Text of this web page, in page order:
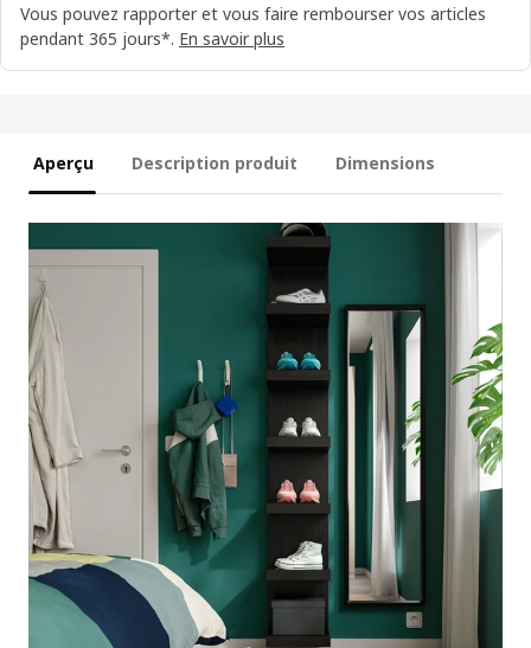
Vous pouvez rapporter et vous faire rembourser vos articles
pendant 365 jours*. En savoir plus
Aperçu Description produit Dimensions